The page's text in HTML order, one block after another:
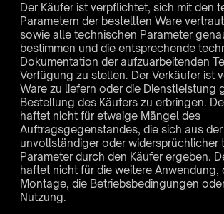
Der Käufer ist verpflichtet, sich mit den
Parametern der bestellten Ware
sowie alle technischen Parameter
bestimmen und die entsprechende
Dokumentation der aufzuarbeitenden
Verfügung zu stellen. Der Verkäufer ist
Ware zu liefern oder die Dienstleistung
Bestellung des Käufers zu erbringen.
haftet nicht für etwaige Mängel des
Auftragsgegenstandes, die sich aus
unvollständiger oder widersprüchlicher
Parameter durch den Käufer ergeben.
haftet nicht für die weitere Anwendung,
Montage, die Betriebsbedingungen
Nutzung.